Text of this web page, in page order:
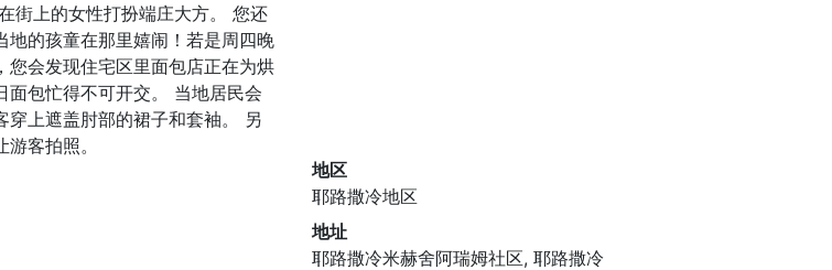
街上的女性打扮端庄大方。 您还
地的孩童在那里嬉闹！若是周四晚
您会发现住宅区里面包店正在为烘
面包忙得不可开交。 当地居民会
穿上遮盖肘部的裙子和套袖。 另
客拍照。
地区
耶路撒冷地区
地址
耶路撒冷米赫舍阿瑞姆社区, 耶路撒冷